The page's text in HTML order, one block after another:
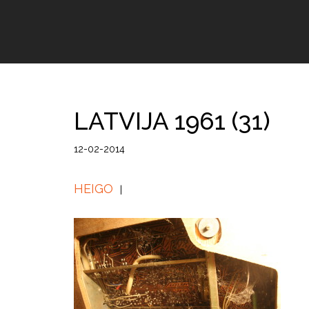
LATVIJA 1961 (31)
12-02-2014
HEIGO